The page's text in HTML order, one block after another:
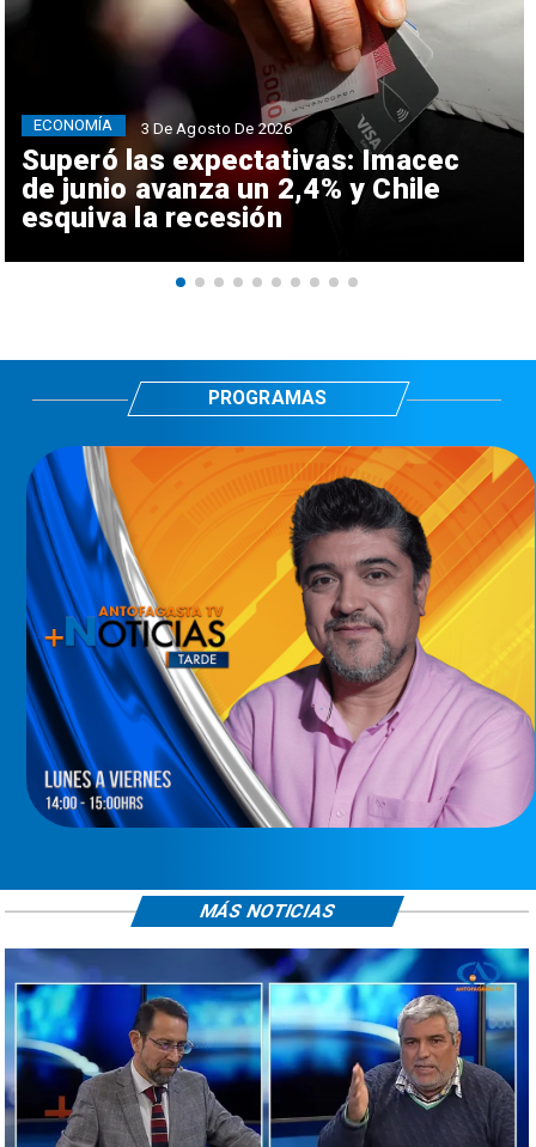
Superó las expectativas: Imacec
de junio avanza un 2,4% y Chile
esquiva la recesión
ECONOMÍA 3 De Agosto De 2026
PROGRAMAS
MÁS NOTICIAS